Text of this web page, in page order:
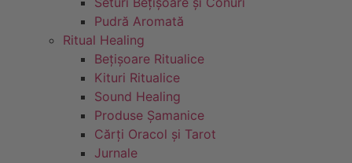
Pudră Aromată
Ritual Healing
Bețișoare Ritualice
Kituri Ritualice
Sound Healing
Produse Șamanice
Cărți Oracol și Tarot
Jurnale